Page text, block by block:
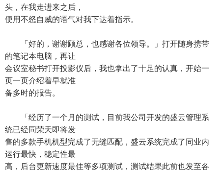
头，在我走进来之后，
便用不怒自威的语气对我下达着指示。
「好的，谢谢顾总，也感谢各位领导。」打开随身携带
的笔记本电脑，再让
会议室秘书打开投影仪后，我也拿出了十足的认真，开始一
页一页介绍着早就准
备多时的报告。
「经历了一个月的测试，目前我公司开发的盛云管理系
统已经同荣天即将发
售的多款手机机型完成了无缝匹配，盛云系统完成了同业内
运行最快，稳定性最
高，后台更新速度最佳等多项测试，测试结果此前也发至各